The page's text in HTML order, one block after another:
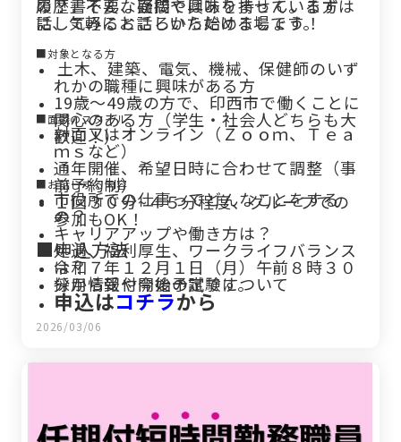
の？」そんな疑問や興味を持っている方
に、気軽にお話しいただける場です。
履歴書不要、面接ではありません。まずは
話してみるところから始めましょう！
■対象となる方
土木、建築、電気、機械、保健師のいず
れかの職種に興味がある方
19歳〜49歳の方で、印西市で働くことに
関心のある方（学生・社会人どちらも大
歓迎！）
■面談のスタイル
対面又はオンライン（Ｚｏｏｍ、Ｔｅａ
ｍｓなど）
通年開催、希望日時に合わせて調整（事
前予約制）
１回３０分~４５分程度、グループでの
参加もOK！
■お話しする内容
市役所での仕事ってどんなことをする
の？
キャリアアップや働き方は？
処遇、福利厚生、ワークライフバランス
は？
採用情報や今後の試験について
■申込方法
令和７年１２月１日（月）午前８時３０
分から受付開始予定です。
申込はコチラから
2026/03/06